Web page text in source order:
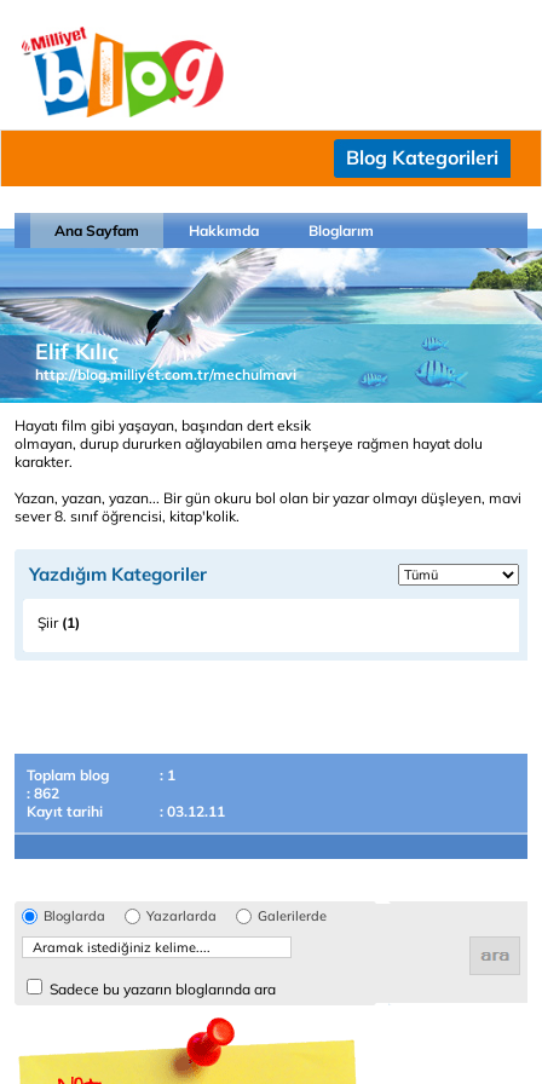
Blog Kategorileri
Ana Sayfam Hakkımda Bloglarım
Elif Kılıç
http://blog.milliyet.com.tr/mechulmavi
Hayatı film gibi yaşayan, başından dert eksik
olmayan, durup dururken ağlayabilen ama herşeye rağmen hayat dolu
karakter.
Yazan, yazan, yazan... Bir gün okuru bol olan bir yazar olmayı düşleyen, mavi
sever 8. sınıf öğrencisi, kitap'kolik.
Yazdığım Kategoriler
Şiir(1)
Toplam blog
: 1
: 862
Kayıt tarihi
: 03.12.11
Bloglarda Yazarlarda Galerilerde
Sadece bu yazarın bloglarında ara